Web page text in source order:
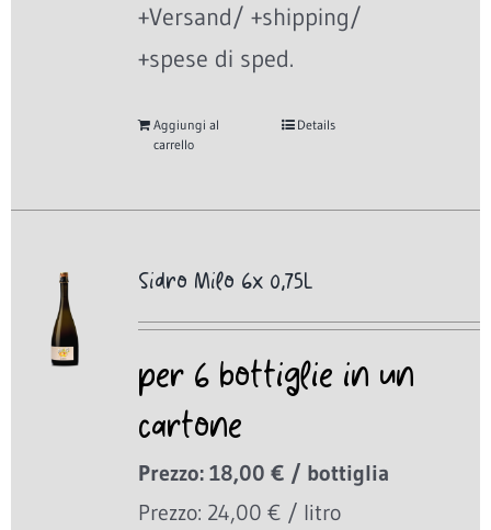
+Versand/ +shipping/
+spese di sped.
Aggiungi al
carrello
Details
Sidro Milo 6x 0,75L
per 6 bottiglie in un
cartone
Prezzo: 18,00 € / bottiglia
Prezzo: 24,00 € / litro